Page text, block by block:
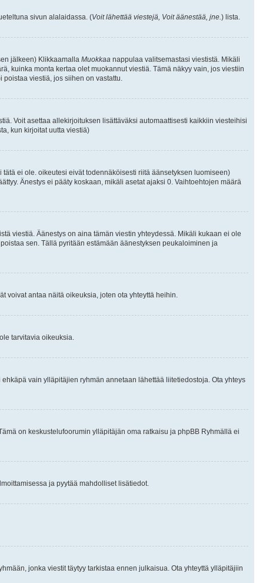
sivun alalaidassa. (Voit lähettää viestejä, Voit äänestää, jne. ) lista.
jälkeen) Klikkaamalla Muokkaa nappulaa valitsemastasi viestistä. Mikäli
kuinka monta kertaa olet muokannut viestiä. Tämä näkyy vain, jos viestiin
viestiä, jos siihen on vastattu.
Voit asettaa allekirjoituksen lisättäväksi automaattisesti kaikkiin viesteihisi
kun kirjoitat uutta viestiä)
tätä ei ole. oikeutesi eivät todennäköisesti riitä äänsetyksen luomiseen)
Änestys ei pääty koskaan, mikäli asetat ajaksi 0. Vaihtoehtojen määrä
viestiä. Äänestys on aina tämän viestin yhteydessä. Mikäli kukaan ei ole
sen. Tällä pyritään estämään äänestyksen peukaloiminen ja
voivat antaa näitä oikeuksia, joten ota yhteyttä heihin.
tarvitavia oikeuksia.
vain ylläpitäjien ryhmän annetaan lähettää liitetiedostoja. Ota yhteys
on keskustelufoorumin ylläpitäjän oma ratkaisu ja phpBB Ryhmällä ei
ja pyytää mahdolliset lisätiedot.
jonka viestit täytyy tarkistaa ennen julkaisua. Ota yhteyttä ylläpitäjiin